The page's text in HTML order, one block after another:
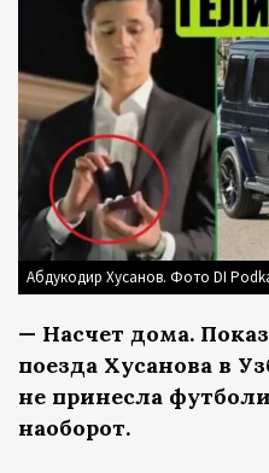
Абдукодир Хусанов. Фото DI
— Насчет дома.
поезда Хусанова в
не принесла
наоборот.